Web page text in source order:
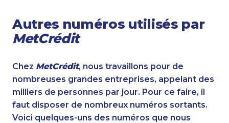
Autres numéros utilisés par
MetCrédit
Chez MetCrédit, nous travaillons pour de
nombreuses grandes entreprises, appelant des
milliers de personnes par jour. Pour ce faire, il
faut disposer de nombreux numéros sortants.
Voici quelques-uns des numéros que nous